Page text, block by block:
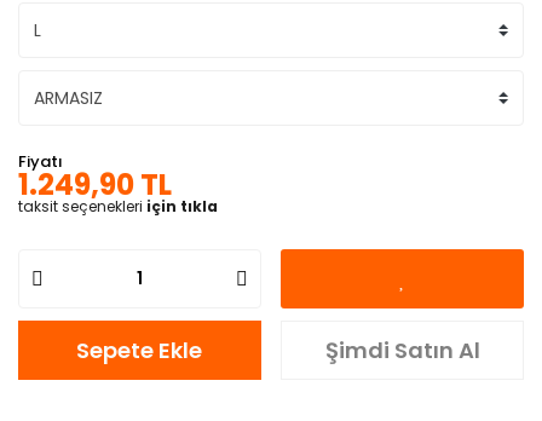
Fiyatı
1.249,90 TL
taksit seçenekleri için tıkla
Sepete Ekle Şimdi Satın Al